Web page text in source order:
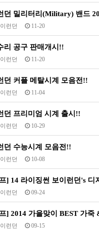
던 밀리터리(Military) 밴드
런던 11-20
리 공구 판매개시!!
런던 11-20
던 커플 메탈시계 모음전!!
런던 11-04
던 프리미엄 시계 출시!!
런던 10-29
던 수능시계 모음전!!
런던 10-08
] 14 라이징썬 보이런던's 디
런던 09-24
] 2014 가을맞이 BEST 가죽
런던 09-15